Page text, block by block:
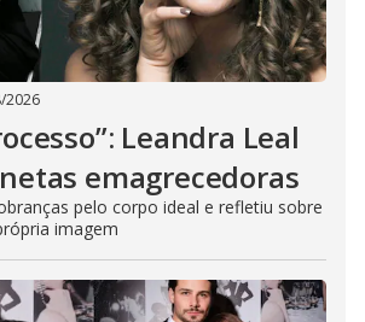
2026
Leandra Leal
emagrecedoras
pelo corpo ideal e refletiu sobre
imagem